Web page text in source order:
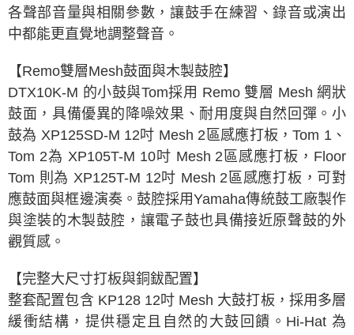
各聲部音量與相關參數，讓鼓手在練習、錄音或演出
中都能更直覺地調整聲音。
【Remo雙層Mesh鼓面與木製鼓腔】
DTX10K-M 的小鼓與Tom採用 Remo 雙層 Mesh 網狀
鼓面，具備優異的降噪效果、耐用度與自然回彈。小
鼓為 XP125SD-M 12吋 Mesh 2區感應打板，Tom 1、
Tom 2為 XP105T-M 10吋 Mesh 2區感應打板，Floor
Tom 則為 XP125T-M 12吋 Mesh 2區感應打板，可對
應鼓面與框邊演奏。鼓腔採用Yamaha傳統鼓工廠製作
與塗裝的木製鼓腔，讓電子鼓也具備接近原聲鼓的外
觀質感。
【完整大尺寸打板與銅鈸配置】
整套配置包含 KP128 12吋 Mesh 大鼓打板，採用多層
緩衝結構，提供穩定且自然的大鼓回饋。Hi-Hat 為